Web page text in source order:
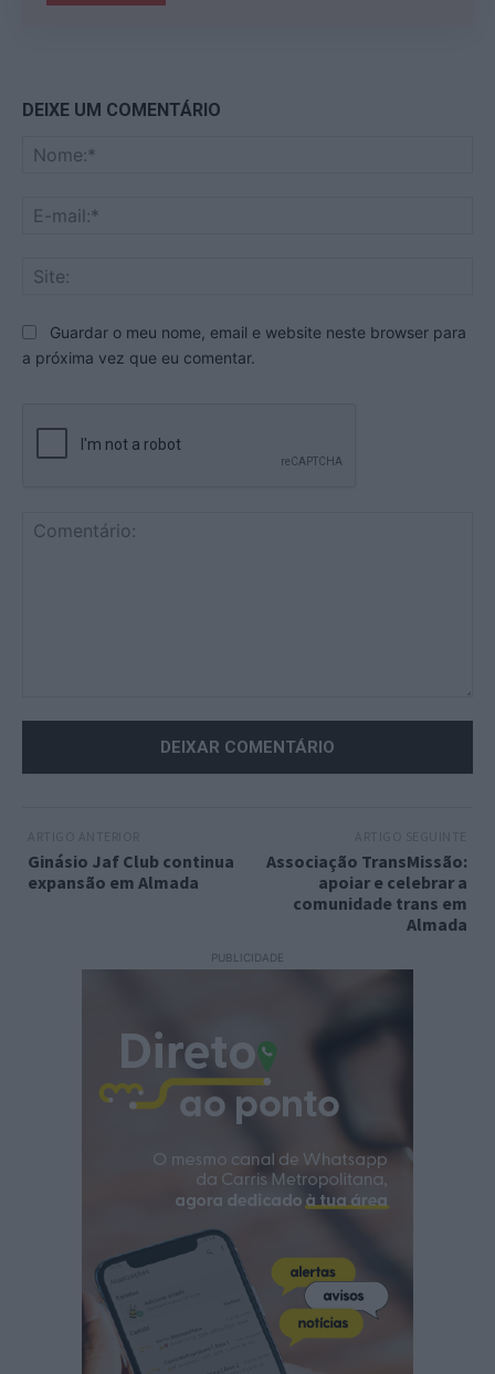
DEIXE UM COMENTÁRIO
Guardar o meu nome, email e website neste browser para
a próxima vez que eu comentar.
Ginásio Jaf Club continua
expansão em Almada
Associação TransMissão:
apoiar e celebrar a
comunidade trans em
Almada
PUBLICIDADE